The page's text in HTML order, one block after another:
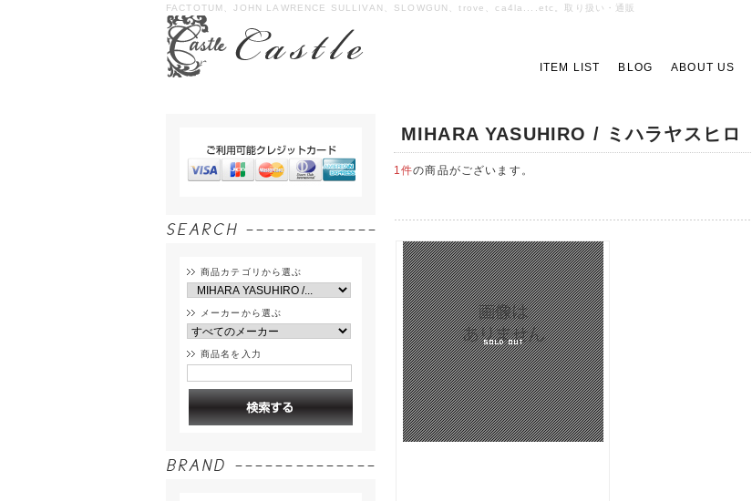
FACTOTUM、JOHN LAWRENCE SULLIVAN、SLOWGUN、trove、ca4la....etc。取り扱い・通販
ITEM LIST BLOG ABOUT US
商品カテゴリから選ぶ
メーカーから選ぶ
商品名を入力
MIHARA YASUHIRO / ミハラヤスヒロ
1件の商品がございます。